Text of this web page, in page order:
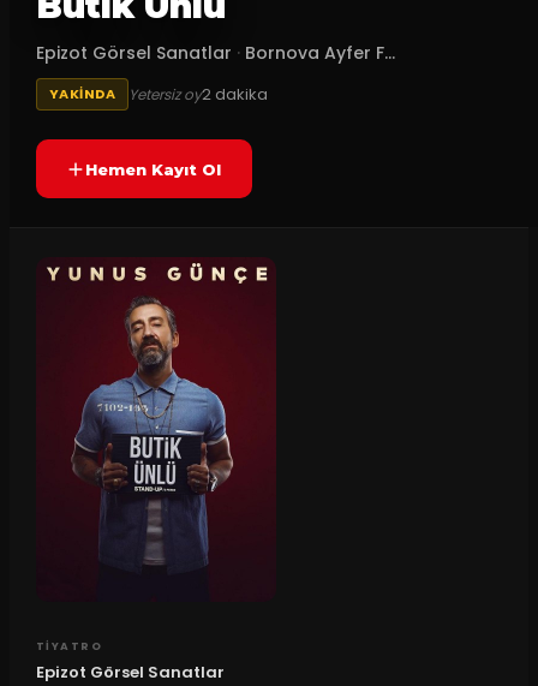
Epizot Görsel Sanatlar · Bornova Ayfer F...
YAKINDA Yetersiz oy2 dakika
Hemen Kayıt Ol
TIYATRO
Epizot Görsel Sanatlar